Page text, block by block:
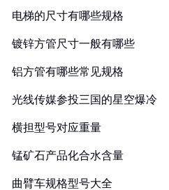
电梯的尺寸有哪些规格
镀锌方管尺寸一般有哪些
铝方管有哪些常见规格
光线传媒参投三国的星空爆冷
横担型号对应重量
锰矿石产品化合水含量
曲臂车规格型号大全